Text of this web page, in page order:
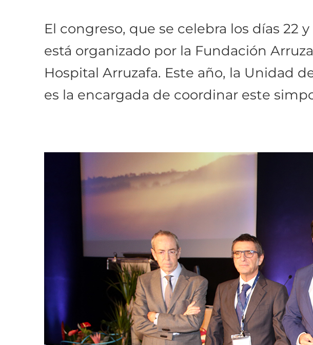
El congreso, que se celebra los días 22
está organizado por la Fundación
Hospital Arruzafa. Este año, la Unidad
es la encargada de coordinar este